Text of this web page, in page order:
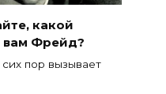
какой
вам Фрейд?
пор вызывает